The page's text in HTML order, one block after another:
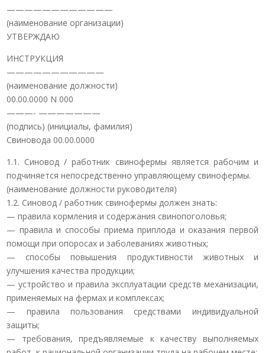
————————————
(наименование организации)
УТВЕРЖДАЮ
ИНСТРУКЦИЯ
———————————
(наименование должности)
00.00.0000 N 000
———- ———————
(подпись) (инициалы, фамилия)
Свиновода 00.00.0000
1.1. Синовод / работник свинофермы является рабочим и
подчиняется непосредственно управляющему свинофермы.
(наименование должности руководителя)
1.2. Синовод / работник свинофермы должен знать:
— правила кормления и содержания свинопоголовья;
— правила и способы приема приплода и оказания первой
помощи при опоросах и заболеваниях животных;
— способы повышения продуктивности животных и
улучшения качества продукции;
— устройство и правила эксплуатации средств механизации,
применяемых на фермах и комплексах;
— правила пользования средствами индивидуальной
защиты;
— требования, предъявляемые к качеству выполняемых